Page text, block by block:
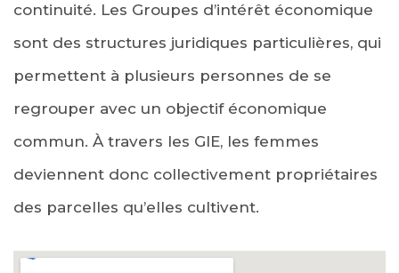
continuité. Les Groupes d’intérêt économique
sont des structures juridiques particulières, qui
permettent à plusieurs personnes de se
regrouper avec un objectif économique
commun. À travers les GIE, les femmes
deviennent donc collectivement propriétaires
des parcelles qu’elles cultivent.